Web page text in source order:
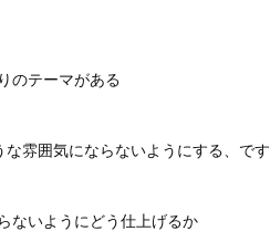
のテーマがある
雰囲気にならないようにする、です
ないようにどう仕上げるか